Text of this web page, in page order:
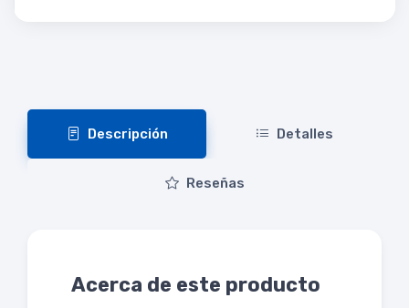
Descripción Detalles
Reseñas
Acerca de este producto